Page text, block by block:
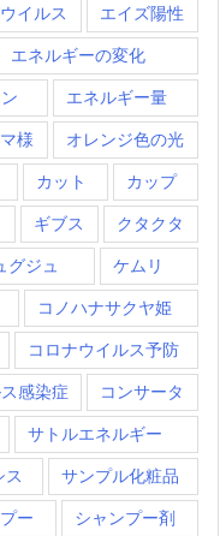
イルス エイズ陽性
エネルギーの変化
エネルギー量
様 オレンジ色の光
カット カップ
ギブス クタクタ
グジュ ケムリ
コノハナサクヤ姫
コロナウイルス予防
感染症 コンサータ
サトルエネルギー
ス サンプル化粧品
ー シャンプー剤